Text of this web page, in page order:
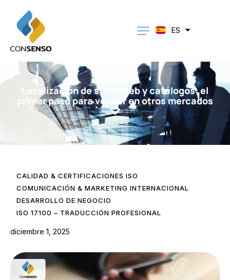
ES
CA
Localización de sitios web y catálogos: el
primer paso para vender en otros mercados
CALIDAD & CERTIFICACIONES ISO
COMUNICACIÓN & MARKETING INTERNACIONAL
DESARROLLO DE NEGOCIO
ISO 17100 – TRADUCCIÓN PROFESIONAL
diciembre 1, 2025